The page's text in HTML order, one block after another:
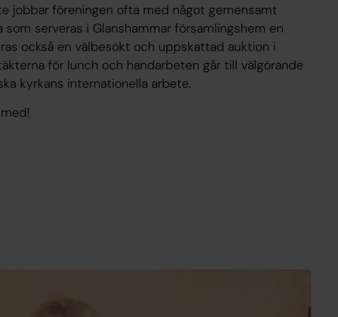
jobbar föreningen ofta med något gemensamt
serveras i Glanshammar församlingshem en
också en välbesökt och uppskattad auktion i
för lunch och handarbeten går till välgörande
kyrkans internationella arbete.